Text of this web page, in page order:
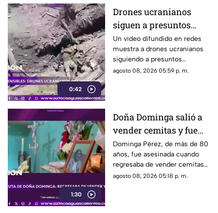
0:42
Drones ucranianos
siguen a presuntos
soldados rusos durante
varias horas
Un video difundido en redes
muestra a drones ucranianos
siguiendo a presuntos
soldados rusos antes de un
agosto 08, 2026 05:59 p. m.
1:30
Doña Dominga salió a
vender cemitas y fue
asesinada al regresar a
casa; así fue la agresión
(VIDEO)
Dominga Pérez, de más de 80
años, fue asesinada cuando
regresaba de vender cemitas
en Chachapa. La Fiscalía de
agosto 08, 2026 05:18 p. m.